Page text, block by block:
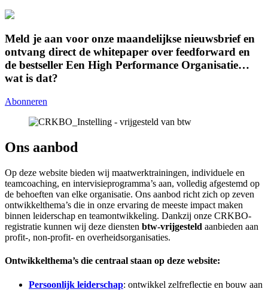
Meld je aan voor onze maandelijkse nieuwsbrief en
ontvang direct de whitepaper over feedforward en
de bestseller Een High Performance Organisatie…
wat is dat?
Abonneren
Ons aanbod
Op deze website bieden wij maatwerktrainingen, individuele en
teamcoaching, en intervisieprogramma’s aan, volledig afgestemd op
de behoeften van elke organisatie. Ons aanbod richt zich op zeven
ontwikkelthema’s die in onze ervaring de meeste impact maken
binnen leiderschap en teamontwikkeling. Dankzij onze CRKBO-
registratie kunnen wij deze diensten btw-vrijgesteld aanbieden aan
profit-, non-profit- en overheidsorganisaties.
Ontwikkelthema’s die centraal staan op deze website:
Persoonlijk leiderschap: ontwikkel zelfreflectie en bouw aan